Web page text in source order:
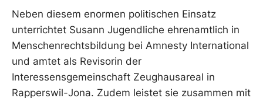
Neben diesem enormen politischen Einsatz
unterrichtet Susann Jugendliche ehrenamtlich in
Menschenrechtsbildung bei Amnesty International
und amtet als Revisorin der
Interessensgemeinschaft Zeughausareal in
Rapperswil-Jona. Zudem leistet sie zusammen mit